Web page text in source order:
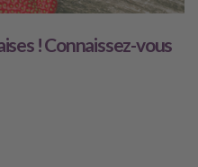
! Connaissez-vous